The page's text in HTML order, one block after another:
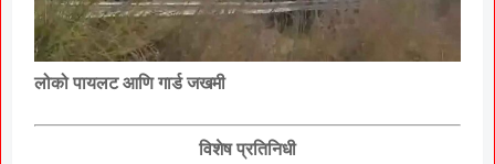
लोको पायलट आणि गार्ड जखमी
विशेष प्रतिनिधी